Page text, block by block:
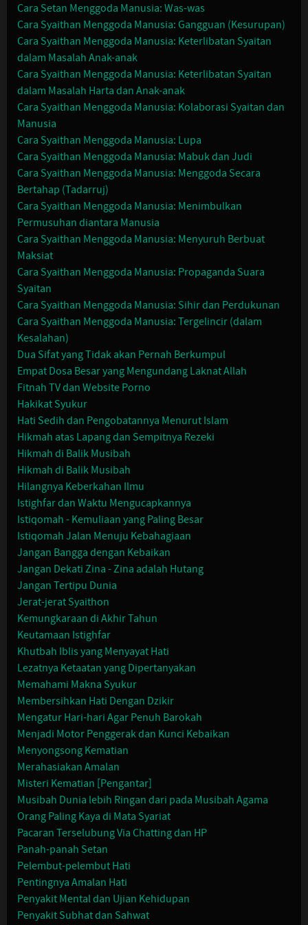
Cara Setan Menggoda Manusia: Was-was
Cara Syaithan Menggoda Manusia: Gangguan (Kesurupan)
Cara Syaithan Menggoda Manusia: Keterlibatan Syaitan
dalam Masalah Anak-anak
Cara Syaithan Menggoda Manusia: Keterlibatan Syaitan
dalam Masalah Harta dan Anak-anak
Cara Syaithan Menggoda Manusia: Kolaborasi Syaitan dan
Manusia
Cara Syaithan Menggoda Manusia: Lupa
Cara Syaithan Menggoda Manusia: Mabuk dan Judi
Cara Syaithan Menggoda Manusia: Menggoda Secara
Bertahap (Tadarruj)
Cara Syaithan Menggoda Manusia: Menimbulkan
Permusuhan diantara Manusia
Cara Syaithan Menggoda Manusia: Menyuruh Berbuat
Maksiat
Cara Syaithan Menggoda Manusia: Propaganda Suara
Syaitan
Cara Syaithan Menggoda Manusia: Sihir dan Perdukunan
Cara Syaithan Menggoda Manusia: Tergelincir (dalam
Kesalahan)
Dua Sifat yang Tidak akan Pernah Berkumpul
Empat Dosa Besar yang Mengundang Laknat Allah
Fitnah TV dan Website Porno
Hakikat Syukur
Hati Sedih dan Pengobatannya Menurut Islam
Hikmah atas Lapang dan Sempitnya Rezeki
Hikmah di Balik Musibah
Hikmah di Balik Musibah
Hilangnya Keberkahan Ilmu
Istighfar dan Waktu Mengucapkannya
Istiqomah - Kemuliaan yang Paling Besar
Istiqomah Jalan Menuju Kebahagiaan
Jangan Bangga dengan Kebaikan
Jangan Dekati Zina - Zina adalah Hutang
Jangan Tertipu Dunia
Jerat-jerat Syaithon
Kemungkaraan di Akhir Tahun
Keutamaan Istighfar
Khutbah Iblis yang Menyayat Hati
Lezatnya Ketaatan yang Dipertanyakan
Memahami Makna Syukur
Membersihkan Hati Dengan Dzikir
Mengatur Hari-hari Agar Penuh Barokah
Menjadi Motor Penggerak dan Kunci Kebaikan
Menyongsong Kematian
Merahasiakan Amalan
Misteri Kematian [Pengantar]
Musibah Dunia lebih Ringan dari pada Musibah Agama
Orang Paling Kaya di Mata Syariat
Pacaran Terselubung Via Chatting dan HP
Panah-panah Setan
Pelembut-pelembut Hati
Pentingnya Amalan Hati
Penyakit Mental dan Ujian Kehidupan
Penyakit Subhat dan Sahwat